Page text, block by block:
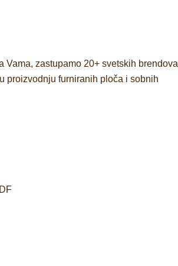
Vama, zastupamo 20+ svetskih brendova
proizvodnju furniranih ploča i sobnih